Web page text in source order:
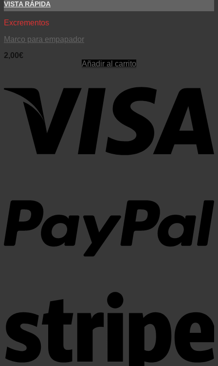
VISTA RÁPIDA
Excrementos
Marco para empapador
2,00€
Añadir al carrito